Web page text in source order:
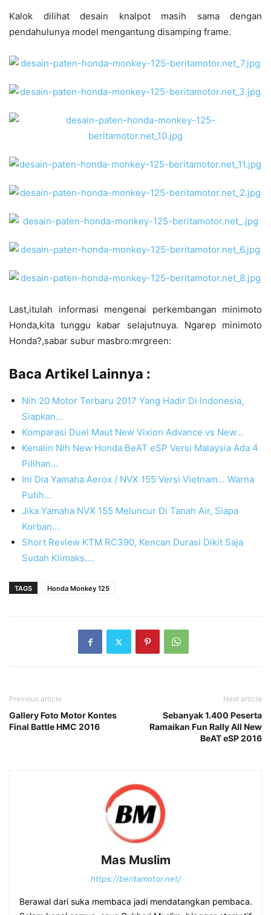
Kalok dilihat desain knalpot masih sama dengan
pendahulunya model mengantung disamping frame.
Last,itulah informasi mengenai perkembangan minimoto
Honda,kita tunggu kabar selajutnuya. Ngarep minimoto
Honda?,sabar subur masbro:mrgreen:
Baca Artikel Lainnya :
Nih 20 Motor Terbaru 2017 Yang Hadir Di Indonesia,
Siapkan…
Komparasi Duel Maut New Vixion Advance vs New…
Kenalin Nih New Honda BeAT eSP Versi Malaysia Ada 4
Pilihan…
Ini Dia Yamaha Aerox / NVX 155 Versi Vietnam... Warna
Putih…
Jika Yamaha NVX 155 Meluncur Di Tanah Air, Siapa
Korban…
Short Review KTM RC390, Kencan Durasi Dikit Saja
Sudah Klimaks....
TAGS Honda Monkey 125
Previous article
Gallery Foto Motor Kontes
Final Battle HMC 2016
Next article
Sebanyak 1.400 Peserta
Ramaikan Fun Rally All New
BeAT eSP 2016
Mas Muslim
https://beritamotor.net/
Berawal dari suka membaca jadi mendatangkan pembaca.